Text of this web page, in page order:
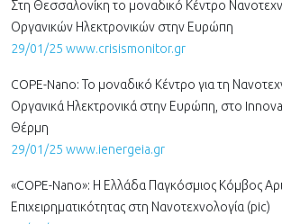
Στη Θεσσαλονίκη το μοναδικό Κέντρο
Οργανικών Ηλεκτρονικών στην Ευρώπη
29/01/25 www.crisismonitor.gr
COPE-Nano: Το μοναδικό Κέντρο για τη
Οργανικά Ηλεκτρονικά στην Ευρώπη, στο
Θέρμη
29/01/25 www.ienergeia.gr
«COPE-Nano»: Η Ελλάδα Παγκόσμιος Κόμβος
Επιχειρηματικότητας στη Νανοτεχνολογία (pic)